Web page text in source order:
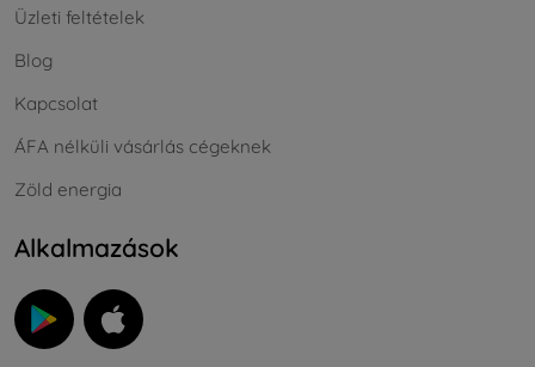
Üzleti feltételek
Blog
Kapcsolat
ÁFA nélküli vásárlás cégeknek
Zöld energia
Alkalmazások